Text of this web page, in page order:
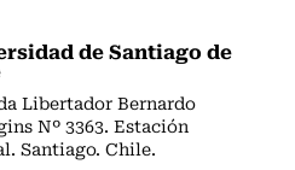
de Santiago de
Libertador Bernardo
Nº 3363. Estación
Santiago. Chile.